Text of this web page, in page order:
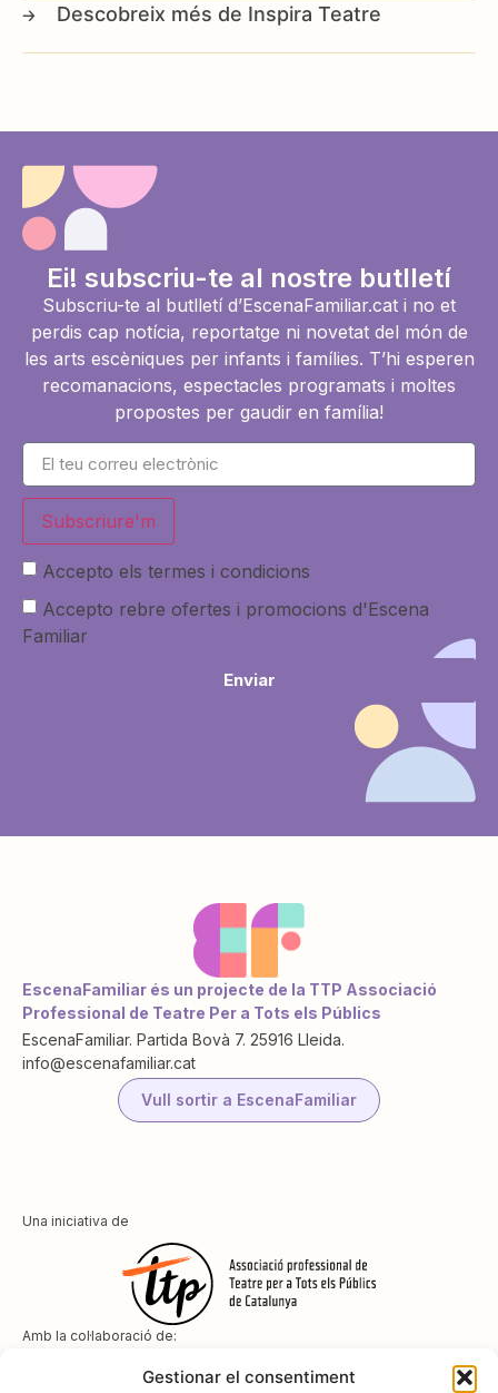
Gestionar el consentiment
Inspira Teatre
Ei! subscriu-te al nostre butlletí
Subscriu-te al butlletí d’EscenaFamiliar.cat i no et
perdis cap notícia, reportatge ni novetat del món de
les arts escèniques per infants i famílies. T’hi esperen
recomanacions, espectacles programats i moltes
propostes per gaudir en família!
Subscriure'm
Accepto els termes i condicions
Accepto rebre ofertes i promocions d'Escena
Familiar
Enviar
EscenaFamiliar és un projecte de la TTP Associació
Professional de Teatre Per a Tots els Públics
EscenaFamiliar. Partida Bovà 7. 25916 Lleida.
info@escenafamiliar.cat
Vull sortir a EscenaFamiliar
Una iniciativa de
Amb la col·laboració de: